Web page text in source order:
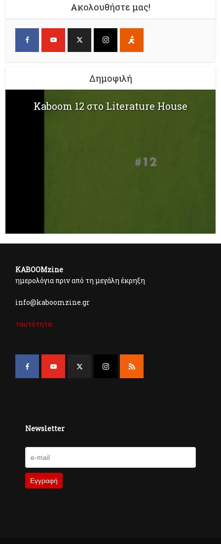
Ακολουθήστε μας!
Δημοφιλή
Kaboom 12 στο Literature House
KABOOMzine
ημερολόγια πριν από τη μεγάλη έκρηξη
info@kaboomzine.gr
ταυτότητα
Newsletter